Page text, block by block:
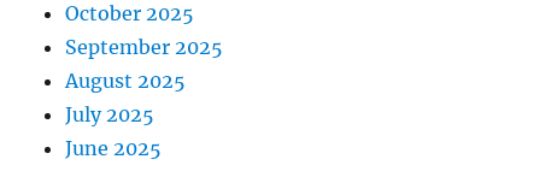
October 2025
September 2025
August 2025
July 2025
June 2025